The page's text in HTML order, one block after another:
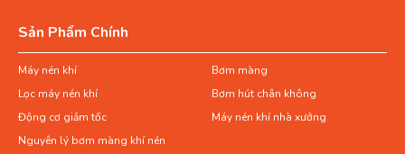
Sản Phẩm Chính
Máy nén khí
Bơm màng
Lọc máy nén khí
Bơm hút chân không
Động cơ giảm tốc
Máy nén khí nhà xưởng
Nguyên lý bơm màng khí nén